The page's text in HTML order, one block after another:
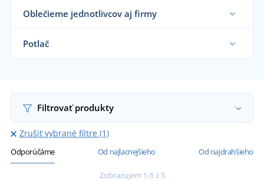
Oblečieme jednotlivcov aj firmy
Dodávame reflexné vesty cestárom, veľkým
od 1 ks.
Potlač
Filtrovať produkty
Zrušiť vybrané filtre (1)
Odporúčáme Od najlacnejšieho Od najdrahšieho
Zobrazujem 1-5 z 5